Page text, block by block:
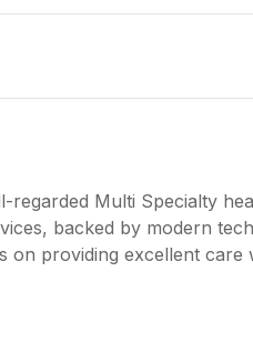
regarded Multi Specialty
backed by modern
on providing excellent care